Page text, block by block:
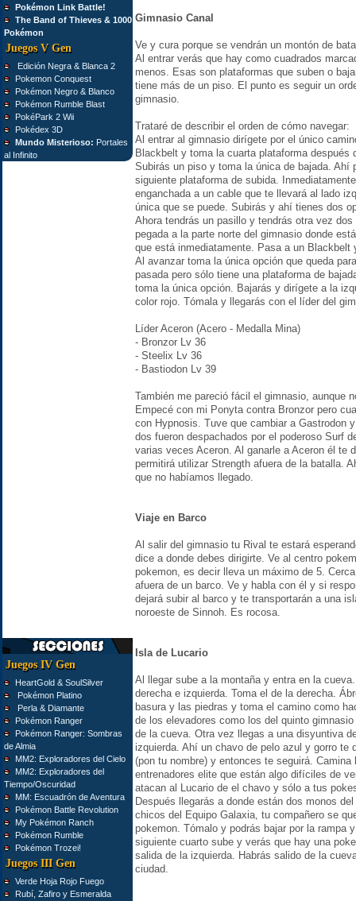
Pokémon Link Battle!
The Band of Thieves & 1000
Pokémon
Juegos V Gen
Edición Negra & Blanca 2
Pokemon Conquest
Pokémon Negro & Blanco
Pokémon Rumble Blast
PokéPark 2 Wii
Pokédex 3D
Mundo Misterioso: Portales
al Infinito
Juegos IV Gen
HeartGold & SoulSilver
Pokémon Platino
Perla & Diamante
Pokémon Ranger
Pokémon Ranger: Sombras
de Almia
MM2: Exploradores del Cielo
MM2: Exploradores del
Tiempo/Oscuridad
MM: Escuadrón de Aventura
Pokémon Battle Revolution
My Pokémon Ranch
Pokémon Rumble
Pokémon Trozei!
Juegos III Gen
Verde Hoja Rojo Fuego
Rubí, Zafiro y Esmeralda
Gimnasio Canal
Ve y cura porque se vendrán un montón de
Al entrar verás que hay como cuadrados
menos. Esas son plataformas que suben o
tiene más de un piso. El punto es seguir un
gimnasio.
Trataré de describir el orden de cómo navegar:
Al entrar al gimnasio dirígete por el único
Blackbelt y toma la cuarta plataforma después
Subirás un piso y toma la única de bajada. Ahí
siguiente plataforma de subida.
enganchada a un cable que te llevará al lado
única que se puede. Subirás y ahí tienes dos
Ahora tendrás un pasillo y tendrás otra vez
pegada a la parte norte del gimnasio donde
que está inmediatamente. Pasa a un Blackbelt
Al avanzar toma la única opción que queda
pasada pero sólo tiene una plataforma de
toma la única opción. Bajarás y dirígete a la
color rojo. Tómala y llegarás con el líder del
Líder Aceron (Acero - Medalla Mina)
- Bronzor Lv 36
- Steelix Lv 36
- Bastiodon Lv 39
También me pareció fácil el gimnasio, aunque
Empecé con mi Ponyta contra Bronzor pero
con Hypnosis. Tuve que cambiar a Gastrodon
dos fueron despachados por el poderoso Surf
varias veces Aceron. Al ganarle a Aceron él te
permitirá utilizar Strength afuera de la batalla.
que no habíamos llegado.
Viaje en Barco
Al salir del gimnasio tu Rival te estará
dice a donde debes dirigirte. Ve al centro
pokemon, es decir lleva un máximo de 5.
afuera de un barco. Ve y habla con él y si
dejará subir al barco y te transportarán a una
noroeste de Sinnoh. Es rocosa.
Isla de Lucario
Al llegar sube a la montaña y entra en la
derecha e izquierda. Toma el de la derecha.
basura y las piedras y toma el camino como
de los elevadores como los del quinto
de la cueva. Otra vez llegas a una disyuntiva
izquierda. Ahí un chavo de pelo azul y gorro te
(pon tu nombre) y entonces te seguirá.
entrenadores elite que están algo difíciles de
atacan al Lucario de el chavo y sólo a tus
Después llegarás a donde están dos monos
chicos del Equipo Galaxia, tu compañero se
pokemon. Tómalo y podrás bajar por la rampa
siguiente cuarto sube y verás que hay una
salida de la izquierda. Habrás salido de la
ciudad.